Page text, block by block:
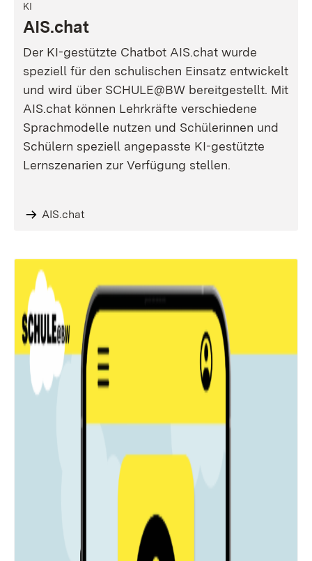
KI
AIS.chat
Der KI-gestützte Chatbot AIS.chat wurde
speziell für den schulischen Einsatz entwickelt
und wird über SCHULE@BW bereitgestellt. Mit
AIS.chat können Lehrkräfte verschiedene
Sprachmodelle nutzen und Schülerinnen und
Schülern speziell angepasste KI-gestützte
Lernszenarien zur Verfügung stellen.
AIS.chat